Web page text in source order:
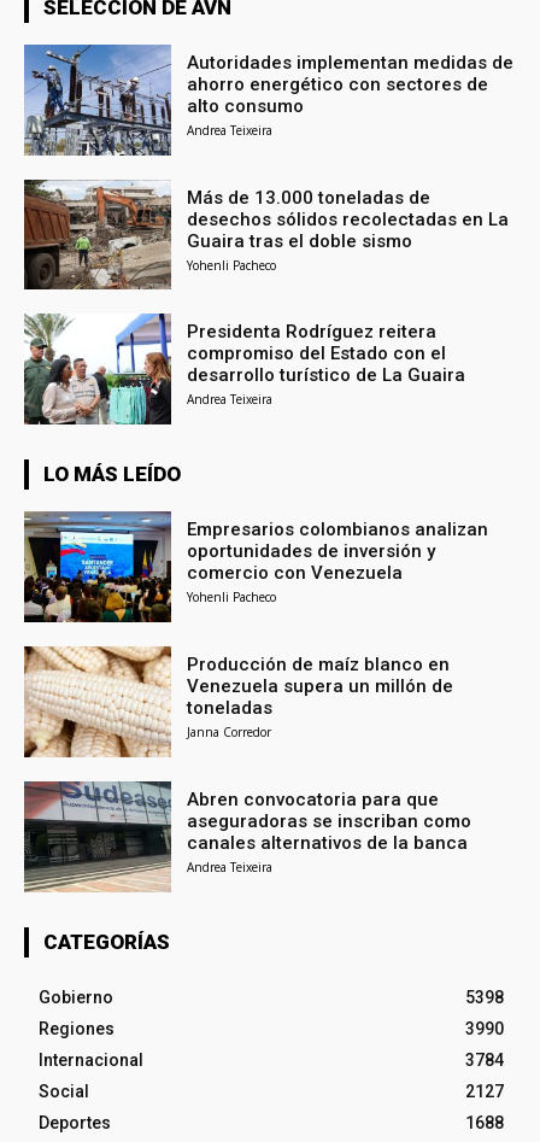
SELECCIÓN DE AVN
Autoridades implementan medidas de
ahorro energético con sectores de
alto consumo
Andrea Teixeira
Más de 13.000 toneladas de
desechos sólidos recolectadas en La
Guaira tras el doble sismo
Yohenli Pacheco
Presidenta Rodríguez reitera
compromiso del Estado con el
desarrollo turístico de La Guaira
Andrea Teixeira
LO MÁS LEÍDO
Empresarios colombianos analizan
oportunidades de inversión y
comercio con Venezuela
Yohenli Pacheco
Producción de maíz blanco en
Venezuela supera un millón de
toneladas
Janna Corredor
Abren convocatoria para que
aseguradoras se inscriban como
canales alternativos de la banca
Andrea Teixeira
CATEGORÍAS
Gobierno
5398
Regiones
3990
Internacional
3784
Social
2127
Deportes
1688